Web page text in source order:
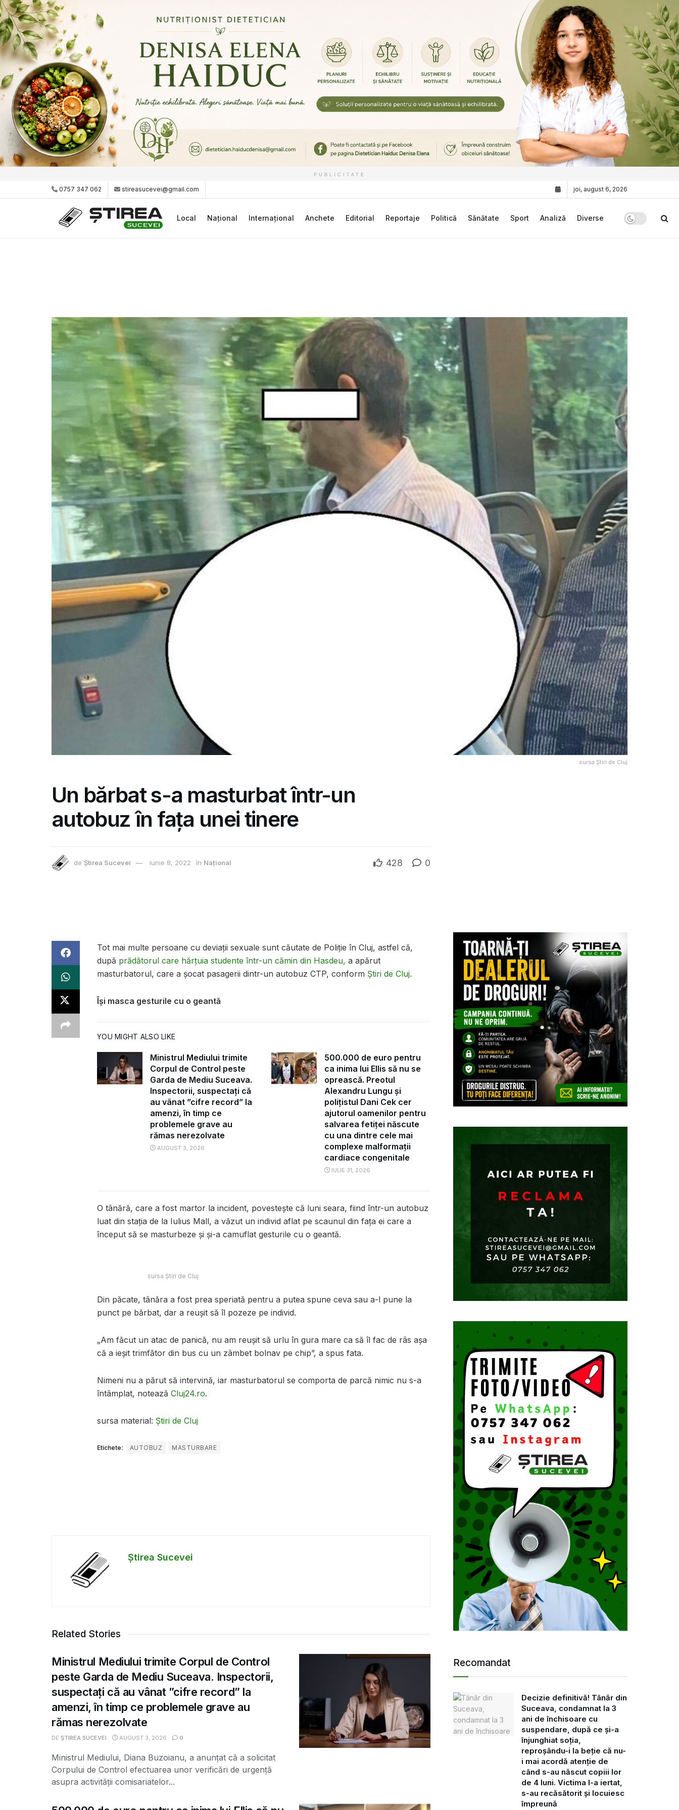
PUBLICITATE
0757 347 062 stireasucevei@gmail.com joi, august 6, 2026
Local Național Internațional Anchete Editorial Reportaje Politică Sănătate Sport Analiză Diverse
sursa Știri de Cluj
Un bărbat s-a masturbat într-un
autobuz în fața unei tinere
de Știrea Sucevei iunie 8, 2022 în Național 428 0
Tot mai multe persoane cu deviații sexuale sunt căutate de Poliție în Cluj, astfel că,
după prădătorul care hărțuia studente într-un cămin din Hasdeu, a apărut
masturbatorul, care a șocat pasagerii dintr-un autobuz CTP, conform Știri de Cluj.
Își masca gesturile cu o geantă
YOU MIGHT ALSO LIKE
Ministrul Mediului trimite
Corpul de Control peste
Garda de Mediu Suceava.
Inspectorii, suspectați că
au vânat ”cifre record” la
amenzi, în timp ce
problemele grave au
rămas nerezolvate
AUGUST 3, 2026
500.000 de euro pentru
ca inima lui Ellis să nu se
oprească. Preotul
Alexandru Lungu și
polițistul Dani Cek cer
ajutorul oamenilor pentru
salvarea fetiței născute
cu una dintre cele mai
complexe malformații
cardiace congenitale
IULIE 31, 2026
O tânără, care a fost martor la incident, povestește că luni seara, fiind într-un autobuz
luat din stația de la Iulius Mall, a văzut un individ aflat pe scaunul din fața ei care a
început să se masturbeze și și-a camuflat gesturile cu o geantă.
sursa Știri de Cluj
Din păcate, tânăra a fost prea speriată pentru a putea spune ceva sau a-l pune la
punct pe bărbat, dar a reușit să îl pozeze pe individ.
„Am făcut un atac de panică, nu am reușit să urlu în gura mare ca să îl fac de râs așa
că a ieșit trimfător din bus cu un zâmbet bolnav pe chip”, a spus fata.
Nimeni nu a părut să intervină, iar masturbatorul se comporta de parcă nimic nu s-a
întâmplat, notează Cluj24.ro.
sursa material: Știri de Cluj
Etichete: AUTOBUZ MASTURBARE
Știrea Sucevei
Related Stories
Ministrul Mediului trimite Corpul de Control
peste Garda de Mediu Suceava. Inspectorii,
suspectați că au vânat ”cifre record” la
amenzi, în timp ce problemele grave au
rămas nerezolvate
DE ȘTIREA SUCEVEI AUGUST 3, 2026 0
Ministrul Mediului, Diana Buzoianu, a anunțat că a solicitat
Corpului de Control efectuarea unor verificări de urgență
asupra activității comisariatelor...
Recomandat
Decizie definitivă! Tânăr din
Suceava, condamnat la 3
ani de închisoare cu
suspendare, după ce și-a
înjunghiat soția,
reproșându-i la beție că nu-
i mai acordă atenție de
când s-au născut copiii lor
de 4 luni. Victima l-a iertat,
s-au recăsătorit și locuiesc
împreună